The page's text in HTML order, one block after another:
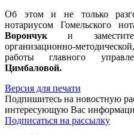
Об этом и не только
нотариусом Гомельского
Ворончуки
организационно-
работы главного
Цимбаловой.
Версия для печати
Подпишитесь на новостную
интересующую Вас
Подписаться на рассылку